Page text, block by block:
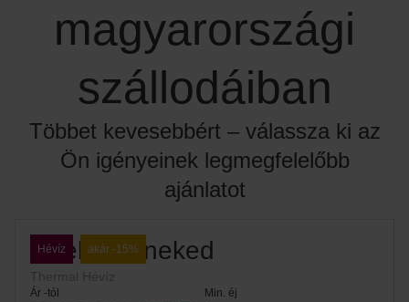
magyarországi
szállodáiban
Többet kevesebbért – válassza ki az
Ön igényeinek legmegfelelőbb
ajánlatot
Hévíz akár -15%
#wellnessneked
Thermal Hévíz
Ár -tól Min. éj